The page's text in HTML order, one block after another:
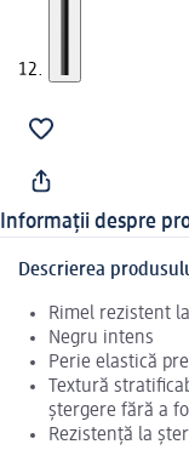
Informații despre
Descrierea
Rimel rezistent
Negru intens
Perie elastică
Textură
ștergere fără a
Rezistență la